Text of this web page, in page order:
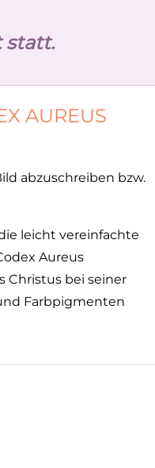
statt.
AUREUS
abzuschreiben bzw.
leicht vereinfachte
Aureus
Christus bei seiner
Farbpigmenten